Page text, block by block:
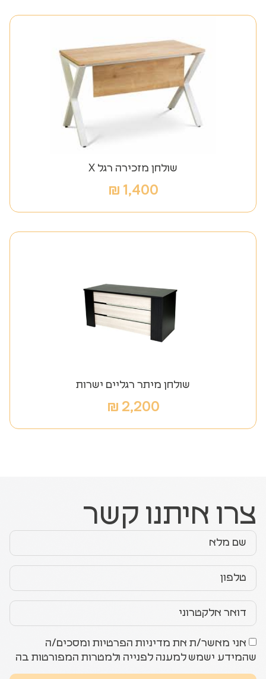
שולחן מזכירה רגל X
1,400
₪
שולחן מיתר רגליים ישרות
2,200
₪
צרו איתנו קשר
אני מאשר/ת את מדיניות הפרטיות ומסכים/ה
שהמידע ישמש למענה לפנייה ולמטרות המפורטות בה